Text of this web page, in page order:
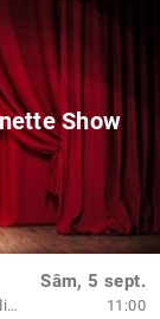
Show
Sala Mare de Spectacole ,,Radu Beligan'' Ateneul din Iași
Sâm, 5 sept.
11:00